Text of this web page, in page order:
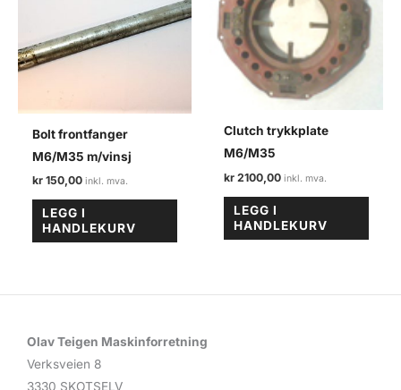
Bolt frontfanger
M6/M35 m/vinsj
kr 150,00
LEGG I
HANDLEKURV
Clutch trykkplate
M6/M35
kr 2100,00
LEGG I
HANDLEKURV
Olav Teigen Maskinforretning
Verksveien 8
3330 SKOTSELV